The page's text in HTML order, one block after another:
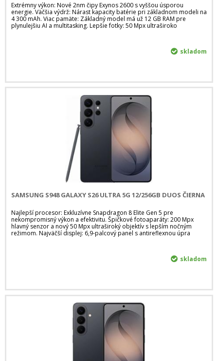
Extrémny výkon: Nové 2nm čipy Exynos 2600 s vyššou úsporou
energie. Väčšia výdrž: Nárast kapacity batérie pri základnom modeli na
4 300 mAh. Viac pamäte: Základný model má už 12 GB RAM pre
plynulejšiu AI a multitasking. Lepšie fotky: 50 Mpx ultraširoko
skladom
SAMSUNG S948 GALAXY S26 ULTRA 5G 12/256GB DUOS ČIERNA
Najlepší procesor: Exkluzívne Snapdragon 8 Elite Gen 5 pre
nekompromisný výkon a efektivitu. Špičkové fotoaparáty: 200 Mpx
hlavný senzor a nový 50 Mpx ultraširoký objektív s lepším nočným
režimom. Najväčší displej: 6,9-palcový panel s antireflexnou úpra
skladom